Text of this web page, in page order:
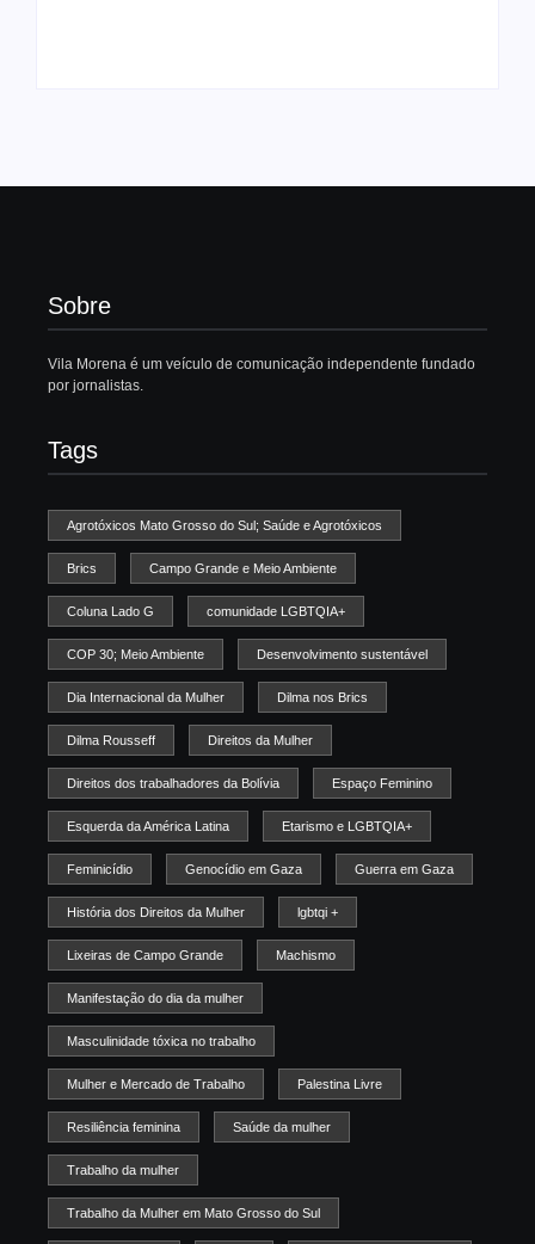
Sobre
Vila Morena é um veículo de comunicação independente fundado
por jornalistas.
Tags
Agrotóxicos Mato Grosso do Sul; Saúde e Agrotóxicos
Brics Campo Grande e Meio Ambiente
Coluna Lado G comunidade LGBTQIA+
COP 30; Meio Ambiente Desenvolvimento sustentável
Dia Internacional da Mulher Dilma nos Brics
Dilma Rousseff Direitos da Mulher
Direitos dos trabalhadores da Bolívia Espaço Feminino
Esquerda da América Latina Etarismo e LGBTQIA+
Feminicídio Genocídio em Gaza Guerra em Gaza
História dos Direitos da Mulher lgbtqi +
Lixeiras de Campo Grande Machismo
Manifestação do dia da mulher
Masculinidade tóxica no trabalho
Mulher e Mercado de Trabalho Palestina Livre
Resiliência feminina Saúde da mulher
Trabalho da mulher
Trabalho da Mulher em Mato Grosso do Sul